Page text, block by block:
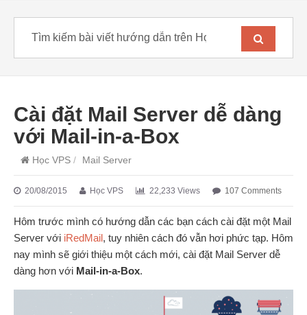
Cài đặt Mail Server dễ dàng
với Mail-in-a-Box
Học VPS / Mail Server
20/08/2015 Học VPS 22,233 Views 107 Comments
Hôm trước mình có hướng dẫn các bạn cách cài đặt một Mail
Server với iRedMail, tuy nhiên cách đó vẫn hơi phức tạp. Hôm
nay mình sẽ giới thiệu một cách mới, cài đặt Mail Server dễ
dàng hơn với Mail-in-a-Box.